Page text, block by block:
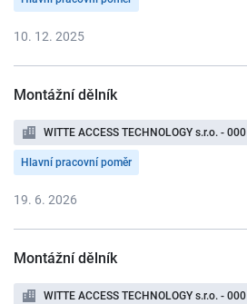
10. 12. 2025
Montážní dělník
WITTE ACCESS TECHNOLOGY s.r.o. - 000
Hlavní pracovní poměr
19. 6. 2026
Montážní dělník
WITTE ACCESS TECHNOLOGY s.r.o. - 000